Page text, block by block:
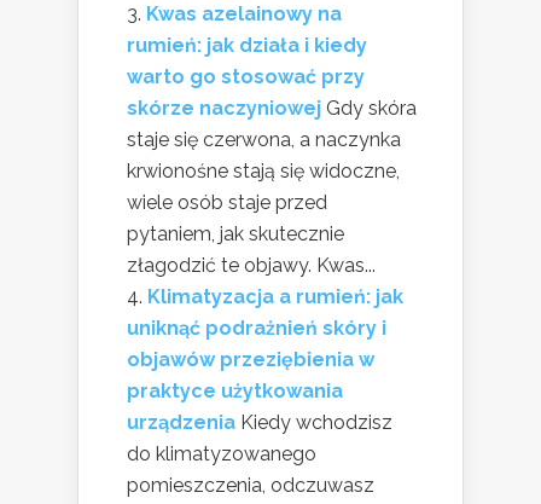
Kwas azelainowy na
rumień: jak działa i kiedy
warto go stosować przy
skórze naczyniowej Gdy skóra
staje się czerwona, a naczynka
krwionośne stają się widoczne,
wiele osób staje przed
pytaniem, jak skutecznie
złagodzić te objawy. Kwas...
Klimatyzacja a rumień: jak
uniknąć podrażnień skóry i
objawów przeziębienia w
praktyce użytkowania
urządzenia Kiedy wchodzisz
do klimatyzowanego
pomieszczenia, odczuwasz